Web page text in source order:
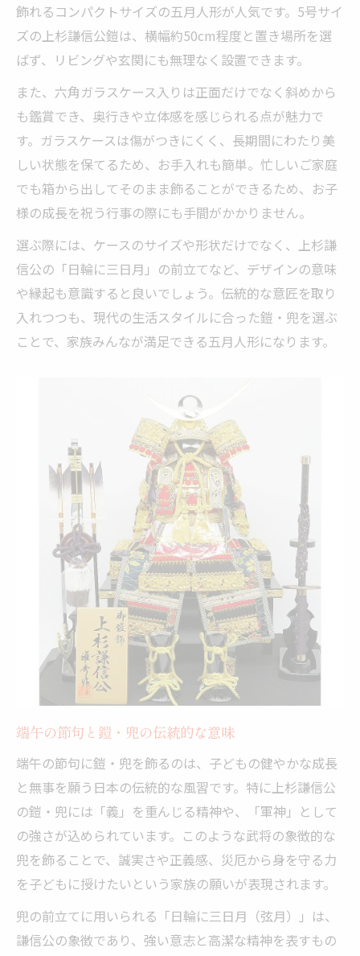
5号サイズ鎧・兜の魅力と設置のしやすさ
コンパクトでも存在感ある鎧・兜の特徴
忙しい家庭に嬉しい鎧・兜の手軽さ
省スペースな鎧・兜が支持される理由
ケース入り鎧・兜の簡単なお手入れ方法
鎧・兜が守る家族の絆と初節句の思い出作り
鎧・兜と共に祝う初節句の家族団らん
初節句に贈る鎧・兜の思い出の残し方
鎧・兜が紡ぐ家族の歴史と絆の深め方
鎧・兜飾りで子どもの成長を実感する瞬間
節句行事で家族の一体感を育む鎧・兜
飾れるコンパクトサイズの五月人形が人気です。5号サイ
ズの上杉謙信公鎧は、横幅約50cm程度と置き場所を選
ばず、リビングや玄関にも無理なく設置できます。
また、六角ガラスケース入りは正面だけでなく斜めから
も鑑賞でき、奥行きや立体感を感じられる点が魅力で
す。ガラスケースは傷がつきにくく、長期間にわたり美
しい状態を保てるため、お手入れも簡単。忙しいご家庭
でも箱から出してそのまま飾ることができるため、お子
様の成長を祝う行事の際にも手間がかかりません。
選ぶ際には、ケースのサイズや形状だけでなく、上杉謙
信公の「日輪に三日月」の前立てなど、デザインの意味
や縁起も意識すると良いでしょう。伝統的な意匠を取り
入れつつも、現代の生活スタイルに合った鎧・兜を選ぶ
ことで、家族みんなが満足できる五月人形になります。
端午の節句と鎧・兜の伝統的な意味
端午の節句に鎧・兜を飾るのは、子どもの健やかな成長
と無事を願う日本の伝統的な風習です。特に上杉謙信公
の鎧・兜には「義」を重んじる精神や、「軍神」として
の強さが込められています。このような武将の象徴的な
兜を飾ることで、誠実さや正義感、災厄から身を守る力
を子どもに授けたいという家族の願いが表現されます。
兜の前立てに用いられる「日輪に三日月（弦月）」は、
謙信公の象徴であり、強い意志と高潔な精神を表すもの